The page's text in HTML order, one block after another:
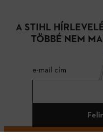
A STIHL
TÖBBÉ NEM
e-mail cím